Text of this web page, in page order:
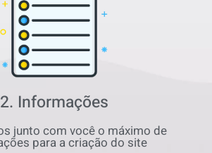
2. Informações
junto com você o máximo de
para a criação do site